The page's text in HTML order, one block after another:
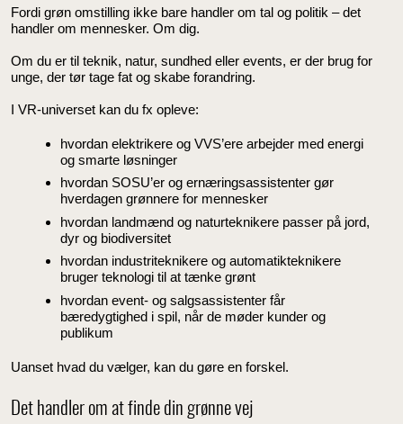
Fordi grøn omstilling ikke bare handler om tal og politik – det
handler om mennesker. Om dig.
Om du er til teknik, natur, sundhed eller events, er der brug for
unge, der tør tage fat og skabe forandring.
I VR-universet kan du fx opleve:
hvordan elektrikere og VVS’ere arbejder med energi
og smarte løsninger
hvordan SOSU’er og ernæringsassistenter gør
hverdagen grønnere for mennesker
hvordan landmænd og naturteknikere passer på jord,
dyr og biodiversitet
hvordan industriteknikere og automatikteknikere
bruger teknologi til at tænke grønt
hvordan event- og salgsassistenter får
bæredygtighed i spil, når de møder kunder og
publikum
Uanset hvad du vælger, kan du gøre en forskel.
Det handler om at finde din grønne vej